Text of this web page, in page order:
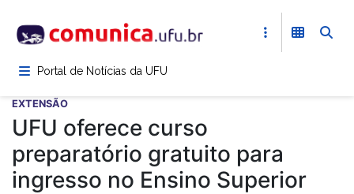
para
conteúdoPortal de Notícias da UFU
EXTENSÃO
UFU oferece curso
preparatório gratuito para
ingresso no Ensino Superior